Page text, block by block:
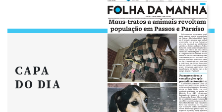
CAPA
DO DIA